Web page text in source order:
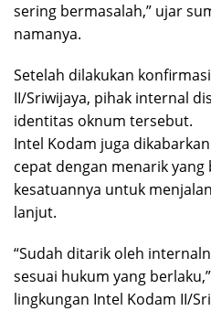
sering bermasalah,” ujar
namanya.
Setelah dilakukan
II/Sriwijaya, pihak internal
identitas oknum tersebut.
Intel Kodam juga
cepat dengan menarik
kesatuannya untuk
lanjut.
“Sudah ditarik oleh
sesuai hukum yang
lingkungan Intel Kodam II/